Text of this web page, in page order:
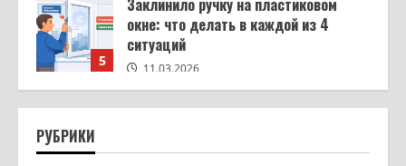
1
Шкаф своими руками из ЛДСП: от
замера до готовой сборки
16.03.2026
2
РУБРИКИ